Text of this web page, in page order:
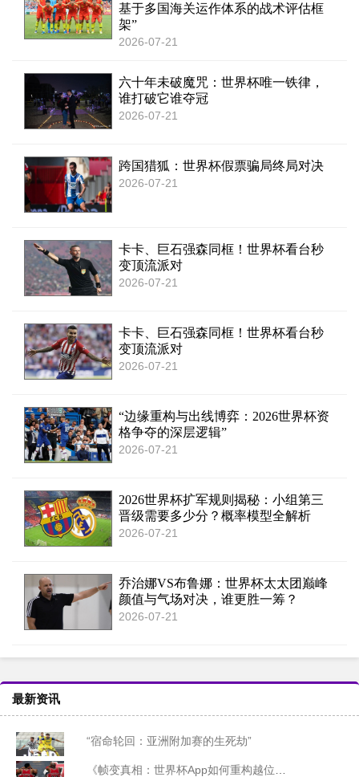
基于多国海关运作体系的战术评估框
架”
2026-07-21
六十年未破魔咒：世界杯唯一铁律，
谁打破它谁夺冠
2026-07-21
跨国猎狐：世界杯假票骗局终局对决
2026-07-21
卡卡、巨石强森同框！世界杯看台秒
变顶流派对
2026-07-21
卡卡、巨石强森同框！世界杯看台秒
变顶流派对
2026-07-21
“边缘重构与出线博弈：2026世界杯资
格争夺的深层逻辑”
2026-07-21
2026世界杯扩军规则揭秘：小组第三
晋级需要多少分？概率模型全解析
2026-07-21
乔治娜VS布鲁娜：世界杯太太团巅峰
颜值与气场对决，谁更胜一筹？
2026-07-21
最新资讯
“宿命轮回：亚洲附加赛的生死劫”
《帧变真相：世界杯App如何重构越位判罚的视觉逻辑》